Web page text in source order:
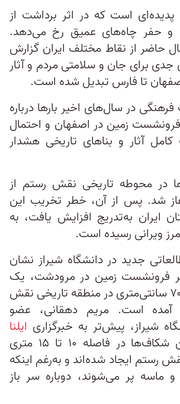
است که در اثر برداشت از
و حفر چاه‌های عمیق رخ می‌دهد.
حاضر از نقاط مختلف ایران گزارش
برای جان و سلامتی مردم و آثار
تا فارس تبدیل شده است.
در سال‌های اخیر بارها درباره
فرونشست زمین در اصفهان و احتمال
آثار و بناهای تاریخی هشدار
در محوطه تاریخی نقش رستم از
دهه ۸۰ آغاز شد. پس از آن، خطر تخریب این
ایران به‌تدریج افزایش یافت، به‌‌
ویرانی رسیده است.
جدید در دانشگاه شیراز نشان
فرونشست زمین در مرودشت، یک
شکاف نیم‌متر تا ۷۰ سانتی‌متری در منطقه تاریخی نقش
آمده است. مریم دهقانی، عضو
شیراز، پیش‌تر به خبرگزاری ایلنا
گفته بود که این شکاف‌ها در فاصله ۱۰ تا ۱۵ متری
رستم ایجاد شد‌ه‌اند و به‌رغم اینکه
پر می‌شوند، دوباره سر باز